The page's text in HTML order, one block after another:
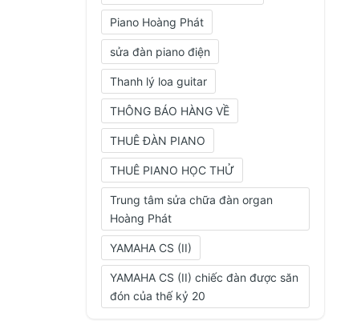
Piano Hoàng Phát
sửa đàn piano điện
Thanh lý loa guitar
THÔNG BÁO HÀNG VỀ
THUÊ ĐÀN PIANO
THUÊ PIANO HỌC THỬ
Trung tâm sửa chữa đàn organ
Hoàng Phát
YAMAHA CS (II)
YAMAHA CS (II) chiếc đàn được săn
đón của thế kỷ 20